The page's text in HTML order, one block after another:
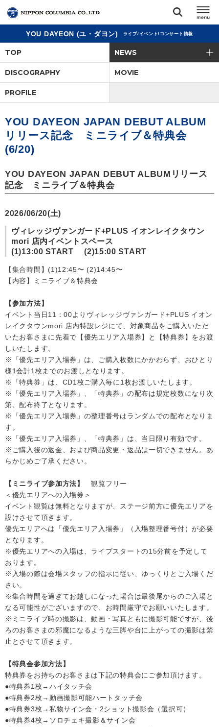
閉じる
アーティスト
ジャンル
ランキング
オーディション
直営ショップ
会社情報
サイトマップ
お問い合わせ
閉じる
YOU DAYEON (ユ・ダヨン) ライブ/イベント/コンサート情報
TOP NEWS
DISCOGRAPHY MOVIE
PROFILE
YOU DAYEON JAPAN DEBUT ALBUM
リリース記念 ミニライブ＆特典会
(6/20)
YOU DAYEON JAPAN DEBUT ALBUMリリース
記念 ミニライブ＆特典会
2026/06/20(土)
ヴィレッジヴァンガード+PLUS イオンレイクタウン
mori 店内イベントスペース
(1)13:00 START (2)15:00 START
【集合時間】(1)12:45〜 (2)14:45〜
【内容】ミニライブ＆特典会
【参加方法】
イベント当日11：00よりヴィレッジヴァンガード+PLUS イオン
レイクタウンmori 店内特設レジにて、対象商品をご購入いただ
いたお客さまに先着で【優先エリア入場券】と【特典券】をお渡
しいたします。
※「優先エリア入場券」は、ご購入枚数にかかわらず、おひとり
様1会計1枚までのお渡しとなります。
※「特典券」は、CD1枚ご購入毎に1枚お渡しいたします。
※「優先エリア入場券」、「特典券」の配布は規定枚数になり次
第、配布終了となります。
※「優先エリア入場券」の整理番号はランダムでの配布となりま
す。
※「優先エリア入場券」、「特典券」は、当日限り有効です。
※ご購入後の返金、および商品変更・返品は一切できません。あ
らかじめご了承ください。
【ミニライブ参加方法】
観覧フリー
＜優先エリアへの入場券＞
イベント観覧は無料となりますが、ステージ前方に優先エリアを
設けさせて頂きます。
優先エリアへは「優先エリア入場券」（入場整理番号付）が必要
となります。
※優先エリアへの入場は、ライブスタートの15分前を予定して
おります。
※入場の際は会場スタッフの指示に従い、ゆっくりとご入場くだ
さい。
※集合時間を過ぎてお越しになった場合は最後尾からのご入場と
なる可能性がございますので、お時間厳守でお願いいたします。
※ミニライブ時の撮影は、動画・写真ともに撮影可能ですが、後
ろのお客さまの邪魔になるような三脚や台に上がっての撮影は禁
止とさせて頂きます。
【特典会参加方法】
特典券をお持ちのお客さまは下記の特典会にご参加頂けます。
●特典券1枚→ハイタッチ会
●特典券2枚→動画撮影可能ハートタッチ会
●特典券3枚→私物サイン会・2ショット撮影会（選択可）
●特典券4枚→ソロチェキ撮影＆サイン会